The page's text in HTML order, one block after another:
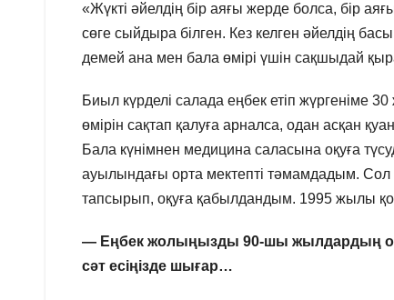
«Жүкті әйелдің бір аяғы жерде болса, бір
сөге сыйдыра білген. Кез келген әйелдің
демей ана мен бала өмірі үшін сақшыдай
Биыл күрделі салада еңбек етіп
өмірін сақтап қалуға арналса, одан асқан
Бала күнімнен медицина саласына оқуға
ауылындағы орта мектепті тәмамдадым.
тапсырып, оқуға қабылдандым. 1995 жылы
— Еңбек жолыңызды 90-шы жылдардың
сәт есіңізде шығар…